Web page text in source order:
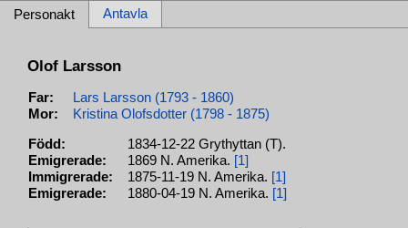
Personakt Antavla
Olof Larsson
Far:
Lars Larsson (1793 - 1860)
Mor:
Kristina Olofsdotter (1798 - 1875)
Född:
1834-12-22 Grythyttan (T).
Emigrerade:
1869 N. Amerika. [1]
Immigrerade:
1875-11-19 N. Amerika. [1]
Emigrerade:
1880-04-19 N. Amerika. [1]